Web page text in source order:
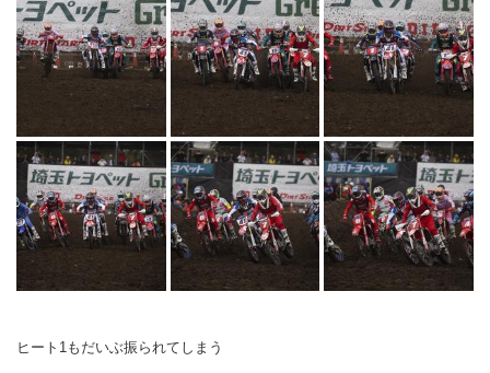
ヒート1もだいぶ振られてしまう